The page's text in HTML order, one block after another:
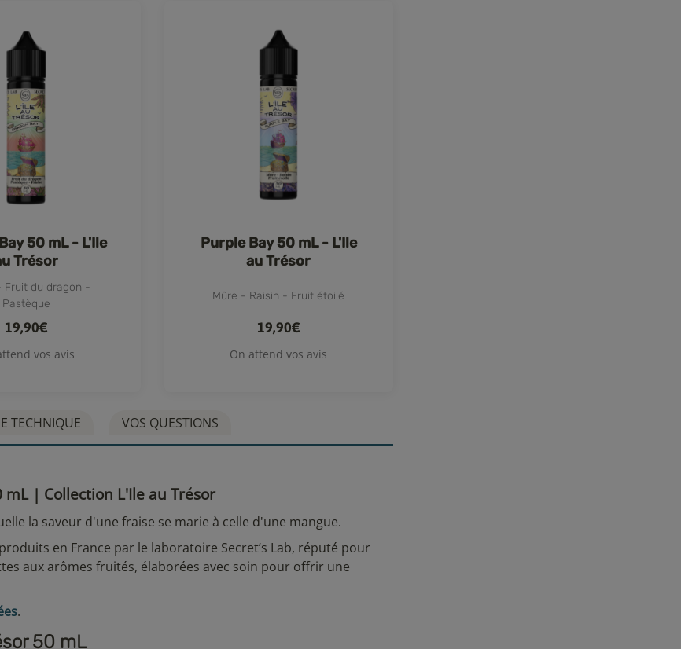
50 mL - L'Ile
Trésor
Fruit du dragon -
Pastèque
19,90€
vos avis
Purple Bay 50 mL - L'Ile
au Trésor
Mûre - Raisin - Fruit étoilé
19,90€
On attend vos avis
TECHNIQUE VOS QUESTIONS
mL | Collection L'Ile au Trésor
la saveur d'une fraise se marie à celle d'une mangue.
en France par le laboratoire Secret’s Lab, réputé pour
aux arômes fruités, élaborées avec soin pour offrir une
.
50 mL